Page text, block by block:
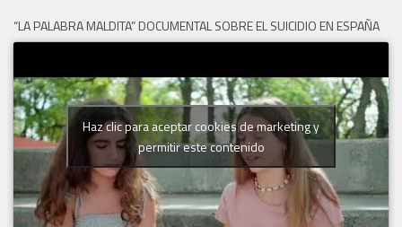
“LA PALABRA MALDITA” DOCUMENTAL SOBRE EL SUICIDIO EN ESPAÑA
Haz clic para aceptar cookies de marketing y
permitir este contenido